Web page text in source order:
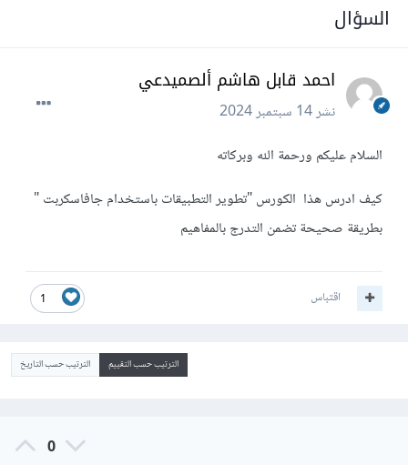
السؤال
احمد قابل هاشم ألصميدعي
نشر14 سبتمبر 2024
السلام عليكم ورحمة الله وبركاته
كيف ادرس هذا الكورس "تطوير التطبيقات باستخدام جافاسكربت "
بطريقة صحيحة تضمن التدرج بالمفاهيم
1 اقتباس
الترتيب حسب التقييم الترتيب حسب التاريخ
0